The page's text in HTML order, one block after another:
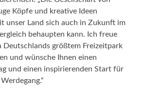
Köpfe und kreative Ideen
unser Land sich auch in Zukunft im
behaupten kann. Ich freue
Deutschlands größtem Freizeitpark
und wünsche Ihnen einen
und einen inspirierenden Start für